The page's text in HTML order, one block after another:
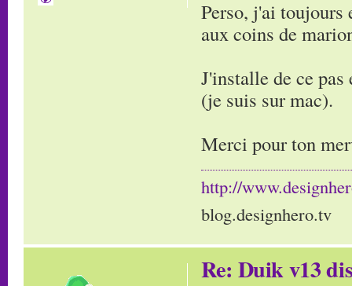
Perso, j'ai toujours
aux coins de
J'installe de ce pas
(je suis sur mac).
Merci pour ton
http://
blog.designhero.tv
Re: Duik v13